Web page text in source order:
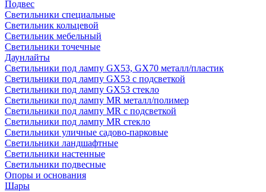
Подвес
Светильники специальные
Светильник кольцевой
Светильник мебельный
Светильники точечные
Даунлайты
Светильники под лампу GX53, GX70 металл/пластик
Светильники под лампу GX53 с подсветкой
Светильники под лампу GX53 стекло
Светильники под лампу MR металл/полимер
Светильники под лампу MR с подсветкой
Светильники под лампу MR стекло
Светильники уличные садово-парковые
Светильники ландшафтные
Светильники настенные
Светильники подвесные
Опоры и основания
Шары